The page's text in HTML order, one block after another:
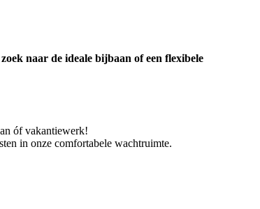
naar de ideale bijbaan of een flexibele
óf vakantiewerk!
in onze comfortabele wachtruimte.